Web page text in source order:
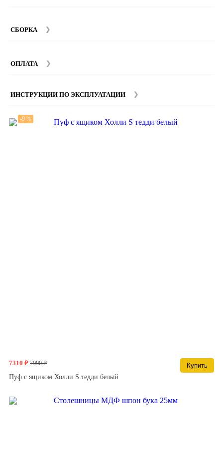
составляет 12 месяцев с момента покупки при
СБОРКА
Стоимость сборки зависит от количества и моделей
ОПЛАТА
ИНСТРУКЦИИ ПО ЭКСПЛУАТАЦИИ
7310 ₽ 7990 ₽
-9 %
Купить
Пуф с ящиком Холли S тедди белый